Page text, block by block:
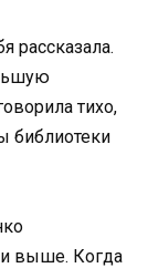
рассказала.
тихо,
библиотеки
выше. Когда